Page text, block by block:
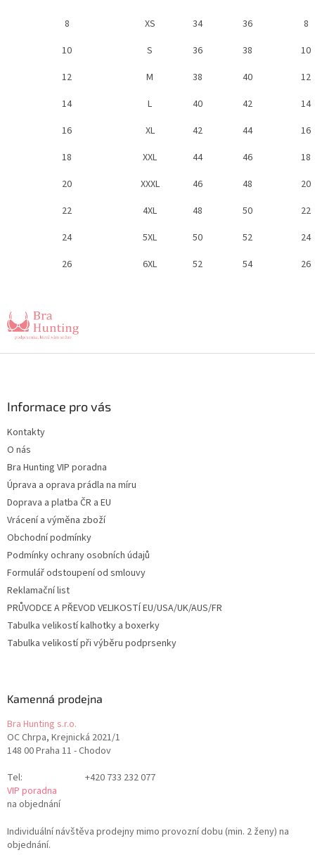
8
XS 34 36
8
10
S 36 38
10
12
M 38 40
12
14
L 40 42
14
16
XL 42 44
16
18
XXL 44 46
18
20
XXXL 46 48
20
22
4XL 48 50
22
24
5XL 50 52
24
26
6XL 52 54 26
Informace pro vás
Kontakty
O nás
Bra Hunting VIP poradna
Úprava a oprava prádla na míru
Doprava a platba ČR a EU
Vrácení a výměna zboží
Obchodní podmínky
Podmínky ochrany osobních údajů
Formulář odstoupení od smlouvy
Reklamační list
PRŮVODCE A PŘEVOD VELIKOSTÍ EU/USA/UK/AUS/FR
Tabulka velikostí kalhotky a boxerky
Tabulka velikostí při výběru podprsenky
Kamenná prodejna
Bra Hunting s.r.o.
OC Chrpa, Krejnická 2021/1
148 00 Praha 11 - Chodov
Tel:
+420 733 232 077
VIP poradna
na objednání
Individuální návštěva prodejny mimo provozní dobu (min. 2 ženy) na
objednání.